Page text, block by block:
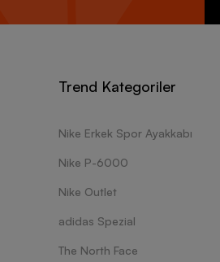
Trend Kategoriler
Nike Erkek Spor Ayakkabı
Nike P-6000
Nike Outlet
adidas Spezial
The North Face